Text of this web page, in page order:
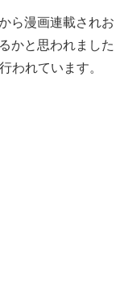
ら漫画連載されお
かと思われました
われています。